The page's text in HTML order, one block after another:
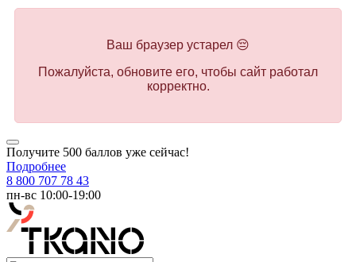
Ваш браузер устарел 😔
Пожалуйста, обновите его, чтобы сайт работал
корректно.
Получите 500 баллов уже сейчас!
Подробнее
8 800 707 78 43
пн-вс 10:00-19:00